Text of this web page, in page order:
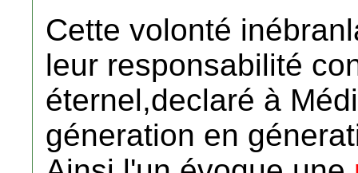
Cette volonté
leur responsabilité
éternel,declaré à
géneration en